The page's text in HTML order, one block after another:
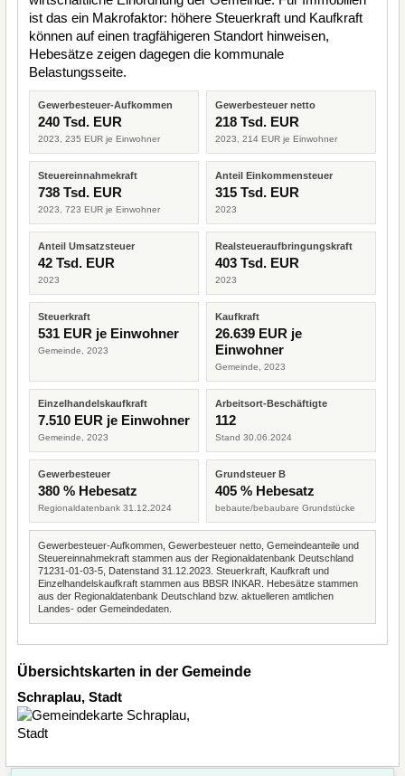
ist das ein Makrofaktor: höhere Steuerkraft und Kaufkraft
können auf einen tragfähigeren Standort hinweisen,
Hebesätze zeigen dagegen die kommunale
Belastungsseite.
Gewerbesteuer-Aufkommen
240 Tsd. EUR
2023, 235 EUR je Einwohner
Gewerbesteuer netto
218 Tsd. EUR
2023, 214 EUR je Einwohner
Steuereinnahmekraft
738 Tsd. EUR
2023, 723 EUR je Einwohner
Anteil Einkommensteuer
315 Tsd. EUR
2023
Anteil Umsatzsteuer
42 Tsd. EUR
2023
Realsteueraufbringungskraft
403 Tsd. EUR
2023
Steuerkraft
531 EUR je Einwohner
Gemeinde, 2023
Kaufkraft
26.639 EUR je
Einwohner
Gemeinde, 2023
Einzelhandelskaufkraft
7.510 EUR je Einwohner
Gemeinde, 2023
Arbeitsort-Beschäftigte
112
Stand 30.06.2024
Gewerbesteuer
380 % Hebesatz
Regionaldatenbank 31.12.2024
Grundsteuer B
405 % Hebesatz
bebaute/bebaubare Grundstücke
Gewerbesteuer-Aufkommen, Gewerbesteuer netto, Gemeindeanteile und
Steuereinnahmekraft stammen aus der Regionaldatenbank Deutschland
71231-01-03-5, Datenstand 31.12.2023. Steuerkraft, Kaufkraft und
Einzelhandelskaufkraft stammen aus BBSR INKAR. Hebesätze stammen
aus der Regionaldatenbank Deutschland bzw. aktuelleren amtlichen
Landes- oder Gemeindedaten.
Übersichtskarten in der Gemeinde
Schraplau, Stadt